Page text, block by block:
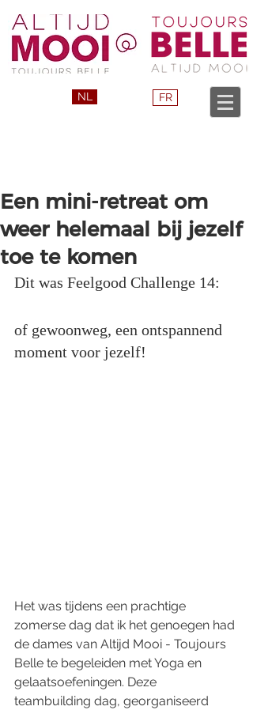
NL FR
Een mini-retreat om
weer helemaal bij jezelf
toe te komen
Dit was Feelgood Challenge 14:
of gewoonweg, een ontspannend
moment voor jezelf!
Het was tijdens een prachtige
zomerse dag dat ik het genoegen had
de dames van Altijd Mooi - Toujours
Belle te begeleiden met Yoga en
gelaatsoefeningen. Deze
teambuilding dag, georganiseerd